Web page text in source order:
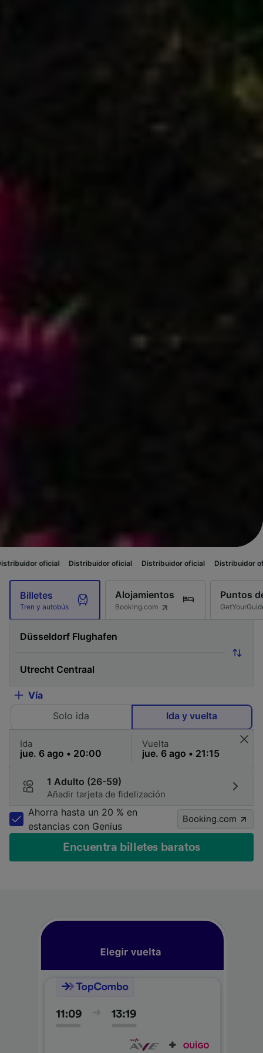
Distribuidor oficial Distribuidor oficial Distribuidor oficial
Billetes
Tren y autobús
Alojamientos
Booking.com
Puntos
Vía
Solo ida
Ida y vuelta
Ida Vuelta
1 Adulto (26-59)
Añadir tarjeta de fidelización
Ahorra hasta un 20 % en
estancias con Genius
Booking.com
Encuentra billetes baratos